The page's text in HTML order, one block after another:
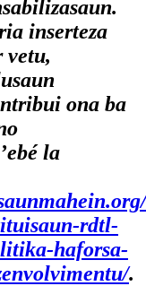
inserteza
vetu,
ona ba
la
rdtl-
haforsa-
.